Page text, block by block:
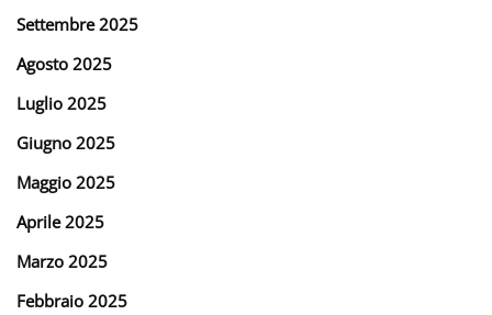
Settembre 2025
Agosto 2025
Luglio 2025
Giugno 2025
Maggio 2025
Aprile 2025
Marzo 2025
Febbraio 2025